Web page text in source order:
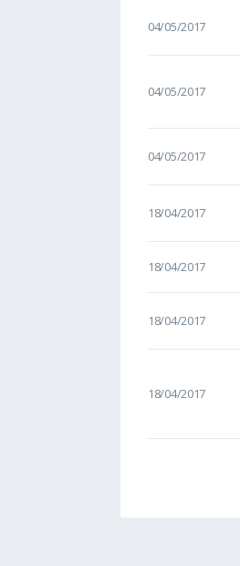
04/05/2017
04/05/2017
04/05/2017
18/04/2017
18/04/2017
18/04/2017
18/04/2017